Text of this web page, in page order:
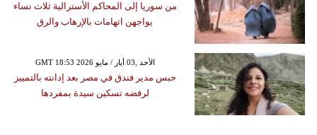
من سوريا إلى المحاكم الأسترالية ثلاث نساء
يواجهن اتهامات بالإرهاب والرق
GMT 18:53 2026 الأحد ,03 أيار / مايو
حبس مدير فندق في مصر بعد إدانته بالتمييز
لرفضه تسكين سيدة بمفردها